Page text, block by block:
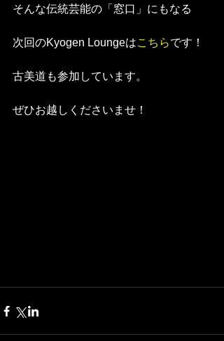
そんな伝統芸能の「窓口」にもなる
次回のKyogen Loungeはこちらです！
古美道も参加しています。
ぜひお越しくださいませ！